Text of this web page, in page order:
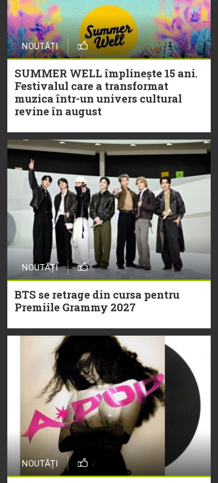
NOUTĂȚI
SUMMER WELL împlinește 15 ani.
Festivalul care a transformat
muzica într-un univers cultural
revine în august
NOUTĂȚI
BTS se retrage din cursa pentru
Premiile Grammy 2027
NOUTĂȚI